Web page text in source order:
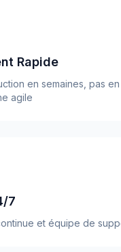
Rapide
en semaines, pas
agile
7
et équipe de